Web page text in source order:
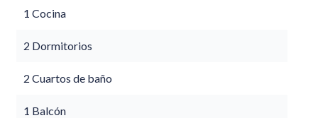
1 Cocina
2 Dormitorios
2 Cuartos de baño
1 Balcón